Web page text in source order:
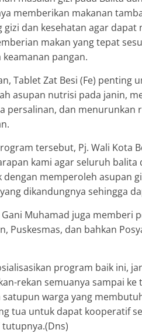
memberikan makanan
gizi dan kesehatan agar
makan yang tepat
keamanan pangan.
Tablet Zat Besi (Fe)
asupan nutrisi pada janin,
persalinan, dan menurunkan
tersebut, Pj. Wali Kota
kami agar seluruh
dengan memperoleh asupan
dikandungnya sehingga
Muhamad juga memberi
Puskesmas, dan bahkan
program baik ini,
rekan semuanya sampai
satupun warga yang
tua untuk dapat kooperatif
tutupnya.(Dns)